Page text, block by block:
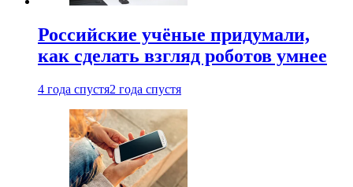
Российские учёные придумали,
как сделать взгляд роботов умнее
4 года спустя2 года спустя